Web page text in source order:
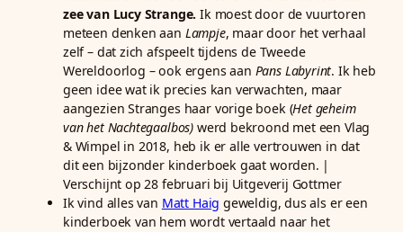
zee van Lucy Strange.Ik moest door de vuurtoren
meteen denken aan Lampje, maar door het verhaal
zelf – dat zich afspeelt tijdens de Tweede
Wereldoorlog – ook ergens aan Pans Labyrint. Ik heb
geen idee wat ik precies kan verwachten, maar
aangezien Stranges haar vorige boek (Het geheim
van het Nachtegaalbos) werd bekroond met een Vlag
& Wimpel in 2018, heb ik er alle vertrouwen in dat
dit een bijzonder kinderboek gaat worden. |
Verschijnt op 28 februari bij Uitgeverij Gottmer
Ik vind alles van Matt Haig geweldig, dus als er een
kinderboek van hem wordt vertaald naar het